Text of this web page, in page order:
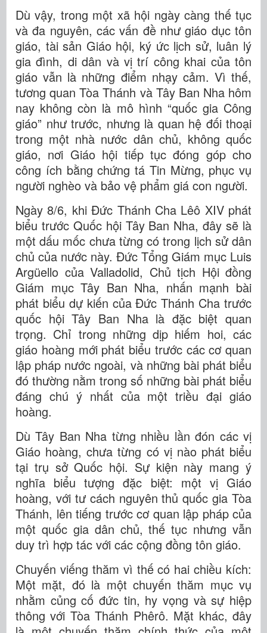
Dù vậy, trong một xã hội ngày càng thế tục
và đa nguyên, các vấn đề như giáo dục tôn
giáo, tài sản Giáo hội, ký ức lịch sử, luân lý
gia đình, di dân và vị trí công khai của tôn
giáo vẫn là những điểm nhạy cảm. Vì thế,
tương quan Tòa Thánh và Tây Ban Nha hôm
nay không còn là mô hình “quốc gia Công
giáo” như trước, nhưng là quan hệ đối thoại
trong một nhà nước dân chủ, không quốc
giáo, nơi Giáo hội tiếp tục đóng góp cho
công ích bằng chứng tá Tin Mừng, phục vụ
người nghèo và bảo vệ phẩm giá con người.
Ngày 8/6, khi Đức Thánh Cha Lêô XIV phát
biểu trước Quốc hội Tây Ban Nha, đây sẽ là
một dấu mốc chưa từng có trong lịch sử dân
chủ của nước này. Đức Tổng Giám mục Luis
Argüello của Valladolid, Chủ tịch Hội đồng
Giám mục Tây Ban Nha, nhấn mạnh bài
phát biểu dự kiến ​​của Đức Thánh Cha trước
quốc hội Tây Ban Nha là đặc biệt quan
trọng. Chỉ trong những dịp hiếm hoi, các
giáo hoàng mới phát biểu trước các cơ quan
lập pháp nước ngoài, và những bài phát biểu
đó thường nằm trong số những bài phát biểu
đáng chú ý nhất của một triều đại giáo
hoàng.
Dù Tây Ban Nha từng nhiều lần đón các vị
Giáo hoàng, chưa từng có vị nào phát biểu
tại trụ sở Quốc hội. Sự kiện này mang ý
nghĩa biểu tượng đặc biệt: một vị Giáo
hoàng, với tư cách nguyên thủ quốc gia Tòa
Thánh, lên tiếng trước cơ quan lập pháp của
một quốc gia dân chủ, thế tục nhưng vẫn
duy trì hợp tác với các cộng đồng tôn giáo.
Chuyến viếng thăm vì thế có hai chiều kích:
Một mặt, đó là một chuyến thăm mục vụ
nhằm củng cố đức tin, hy vọng và sự hiệp
thông với Tòa Thánh Phêrô. Mặt khác, đây